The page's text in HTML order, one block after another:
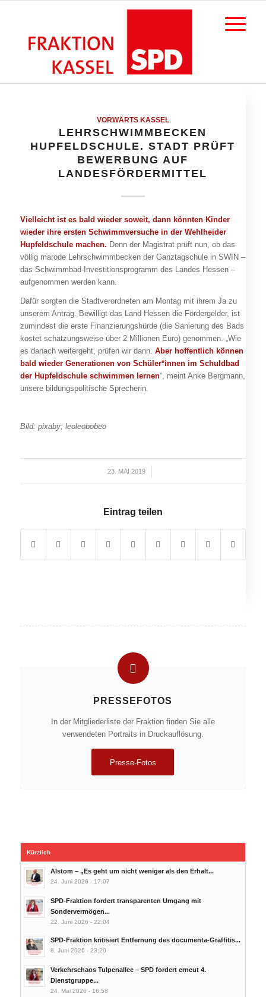
VORWÄRTS KASSEL
LEHRSCHWIMMBECKEN
HUPFELDSCHULE. STADT PRÜFT
BEWERBUNG AUF
LANDESFÖRDERMITTEL
Vielleicht ist es bald wieder soweit, dann könnten Kinder
wieder ihre ersten Schwimmversuche in der Wehlheider
Hupfeldschule machen. Denn der Magistrat prüft nun, ob das
völlig marode Lehrschwimmbecken der Ganztagschule in SWIN –
das Schwimmbad-Investitionsprogramm des Landes Hessen –
aufgenommen werden kann.
Dafür sorgten die Stadtverordneten am Montag mit ihrem Ja zu
unserem Antrag. Bewilligt das Land Hessen die Fördergelder, ist
zumindest die erste Finanzierungshürde (die Sanierung des Bads
kostet schätzungsweise über 2 Millionen Euro) genommen. „Wie
es danach weitergeht, prüfen wir dann. Aber hoffentlich können
bald wieder Generationen von Schüler*innen im Schuldbad
der Hupfeldschule schwimmen lernen“, meint Anke Bergmann,
unsere bildungspolitische Sprecherin.
Bild: pixaby; leoleobobeo
23. MAI 2019
/
Eintrag teilen
PRESSEFOTOS
In der Mitgliederliste der Fraktion finden Sie alle
verwendeten Portraits in Druckauflösung.
Presse-Fotos
Kürzlich
Alstom – „Es geht um nicht weniger als den Erhalt...
24. Juni 2026 - 17:07
SPD-Fraktion fordert transparenten Umgang mit
Sondervermögen...
22. Juni 2026 - 22:04
SPD-Fraktion kritisiert Entfernung des documenta-Graffitis...
8. Juni 2026 - 23:20
Verkehrschaos Tulpenallee – SPD fordert erneut 4.
Dienstgruppe...
24. Mai 2026 - 16:58